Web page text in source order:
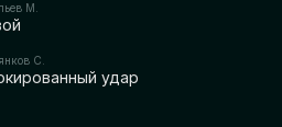
М.
С.
удар